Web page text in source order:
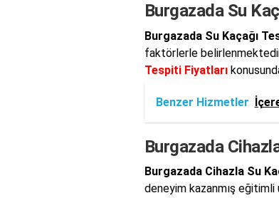
Burgazada Su
Burgazada Su Kaçağı
faktörlerle
Tespiti Fiyatları
Benzer Hizmetler
Burgazada
Burgazada Cihazla Su
deneyim kazanmış eğitimli